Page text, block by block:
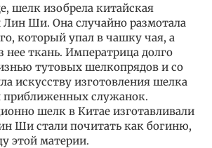
шелк изобрела китайская
Ши. Она случайно размотала
который упал в чашку чая, а
нее ткань. Императрица долго
тутовых шелкопрядов и со
искусству изготовления шелка
приближенных служанок.
шелк в Китае изготавливали
Ши стали почитать как богиню,
этой материи.